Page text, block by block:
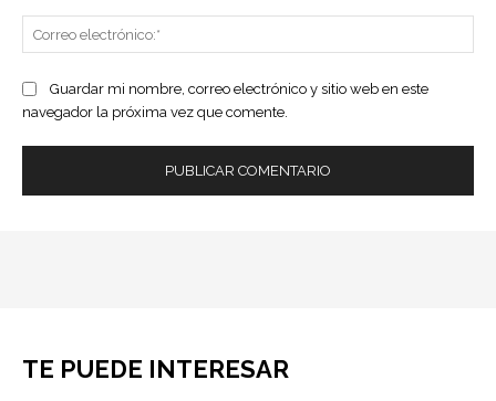
Guardar mi nombre, correo electrónico y sitio web en este
navegador la próxima vez que comente.
TE PUEDE INTERESAR